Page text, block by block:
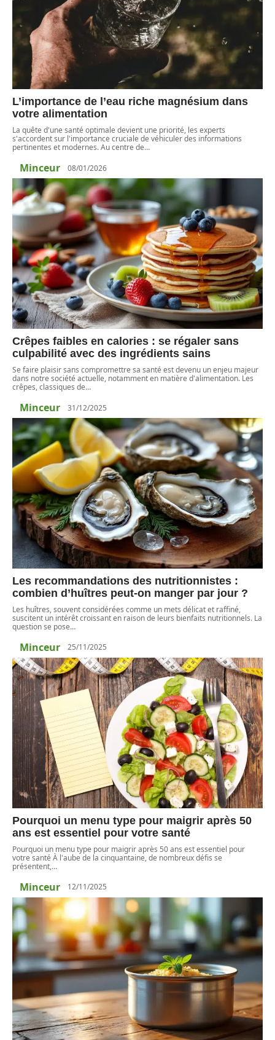
L’importance de l’eau riche magnésium dans
votre alimentation
La quête d'une santé optimale devient une priorité, les experts
s'accordent sur l'importance cruciale de véhiculer des informations
pertinentes et modernes. Au centre de…
Minceur 08/01/2026
Crêpes faibles en calories : se régaler sans
culpabilité avec des ingrédients sains
Se faire plaisir sans compromettre sa santé est devenu un enjeu majeur
dans notre société actuelle, notamment en matière d'alimentation. Les
crêpes, classiques de…
Minceur 31/12/2025
Les recommandations des nutritionnistes :
combien d’huîtres peut-on manger par jour ?
Les huîtres, souvent considérées comme un mets délicat et raffiné,
suscitent un intérêt croissant en raison de leurs bienfaits nutritionnels. La
question se pose…
Minceur 25/11/2025
Pourquoi un menu type pour maigrir après 50
ans est essentiel pour votre santé
Pourquoi un menu type pour maigrir après 50 ans est essentiel pour
votre santé À l'aube de la cinquantaine, de nombreux défis se
présentent,…
Minceur 12/11/2025